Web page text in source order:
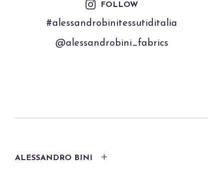
FOLLOW
#alessandrobinitessutiditalia
@alessandrobini_fabrics
ALESSANDRO BINI